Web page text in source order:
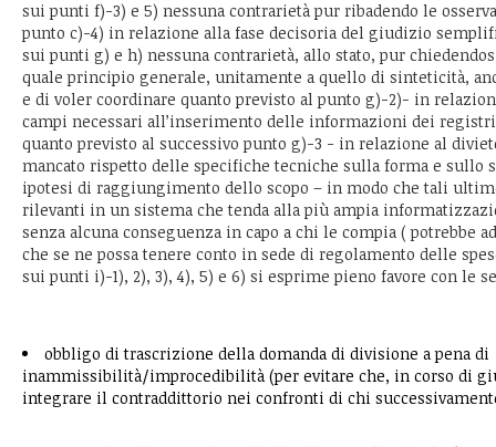
sui punti f)-3) e 5) nessuna contrarietà pur ribadendo le
punto c)-4) in relazione alla fase decisoria del giudizio
sui punti g) e h) nessuna contrarietà, allo stato, pur
quale principio generale, unitamente a quello di sinteticità,
e di voler coordinare quanto previsto al punto g)-2)- in
campi necessari all’inserimento delle informazioni dei registri
quanto previsto al successivo punto g)-3 - in relazione al
mancato rispetto delle specifiche tecniche sulla forma e sullo
ipotesi di raggiungimento dello scopo – in modo che tali
rilevanti in un sistema che tenda alla più ampia
senza alcuna conseguenza in capo a chi le compia ( potrebbe
che se ne possa tenere conto in sede di regolamento delle
sui punti i)-1), 2), 3), 4), 5) e 6) si esprime pieno favore con le
obbligo di trascrizione della domanda di divisione a pena di
inammissibilità/improcedibilità (per evitare che, in corso di
integrare il contraddittorio nei confronti di chi